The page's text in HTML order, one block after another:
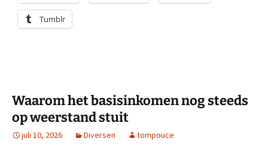
Tumblr
Waarom het basisinkomen nog steeds
op weerstand stuit
juli 10, 2026 Diversen tompouce